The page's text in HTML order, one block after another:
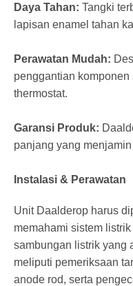
Daya Tahan: Tangki
lapisan enamel tahan
Perawatan Mudah:
penggantian
thermostat.
Garansi Produk:
panjang yang
Instalasi & Perawatan
Unit Daalderop harus
memahami sistem
sambungan listrik yang
meliputi pemeriksaan
anode rod, serta